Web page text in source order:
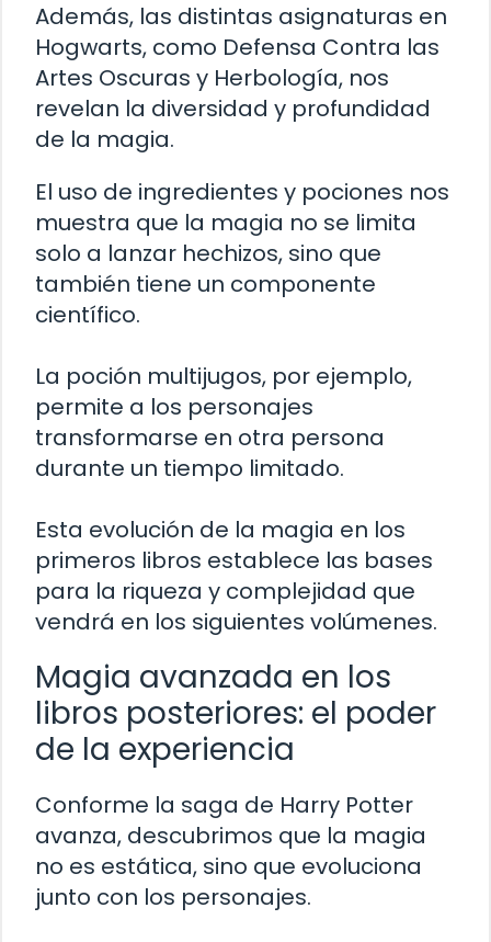
Además, las distintas asignaturas en
Hogwarts, como Defensa Contra las
Artes Oscuras y Herbología, nos
revelan la diversidad y profundidad
de la magia.
El uso de ingredientes y pociones nos
muestra que la magia no se limita
solo a lanzar hechizos, sino que
también tiene un componente
científico.
La poción multijugos, por ejemplo,
permite a los personajes
transformarse en otra persona
durante un tiempo limitado.
Esta evolución de la magia en los
primeros libros establece las bases
para la riqueza y complejidad que
vendrá en los siguientes volúmenes.
Magia avanzada en los
libros posteriores: el poder
de la experiencia
Conforme la saga de Harry Potter
avanza, descubrimos que la magia
no es estática, sino que evoluciona
junto con los personajes.